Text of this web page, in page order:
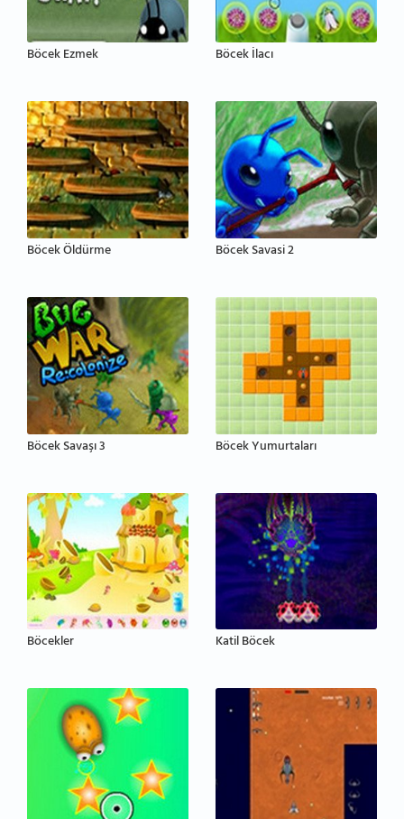
Böcek Ezmek Böcek İlacı
Böcek Öldürme Böcek Savasi 2
Böcek Savaşı 3 Böcek Yumurtaları
Böcekler Katil Böcek